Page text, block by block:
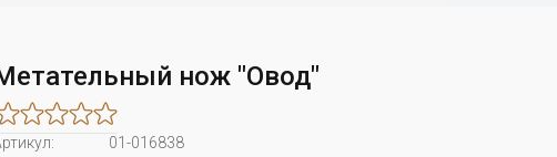
нож "Овод"
01-016838